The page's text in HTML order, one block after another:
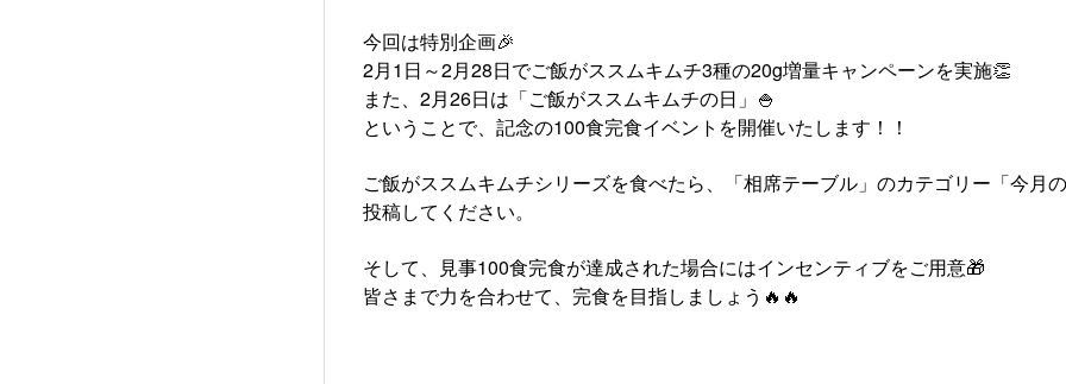
今回は特別企画🎉
2月1日～2月28日でご飯がススムキムチ3種の20g増量キャンペーンを実施👏
また、2月26日は「ご飯がススムキムチの日」🍚
ということで、記念の100食完食イベントを開催いたします！！
ご飯がススムキムチシリーズを食べたら、「相席テーブル」のカテゴリー「今月
投稿してください。
そして、見事100食完食が達成された場合にはインセンティブをご用意🎁
皆さまで力を合わせて、完食を目指しましょう🔥🔥